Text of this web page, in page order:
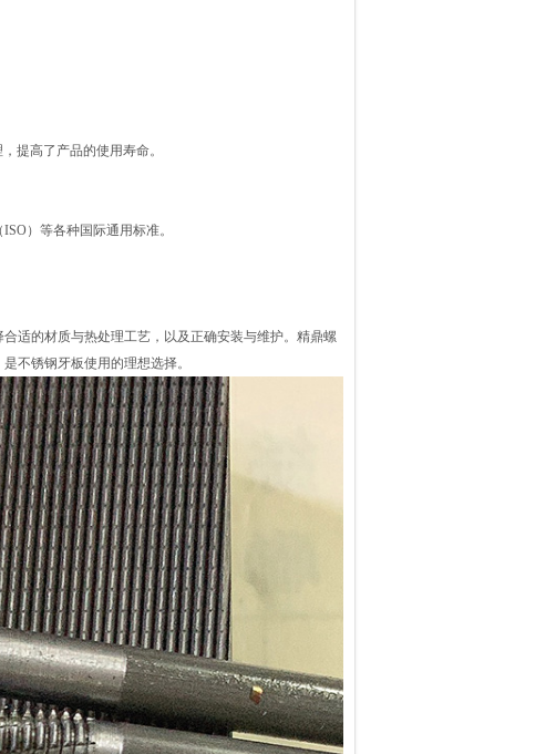
提高了产品的使用寿命。
）等各种国际通用标准。
适的材质与热处理工艺，以及正确安装与维护。精鼎螺
不锈钢牙板使用的理想选择。